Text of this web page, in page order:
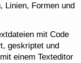
Linien, Formen und
mit Code
geskriptet und
einem Texteditor